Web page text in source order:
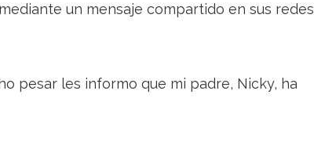
un mensaje compartido en sus redes
pesar les informo que mi padre, Nicky, ha